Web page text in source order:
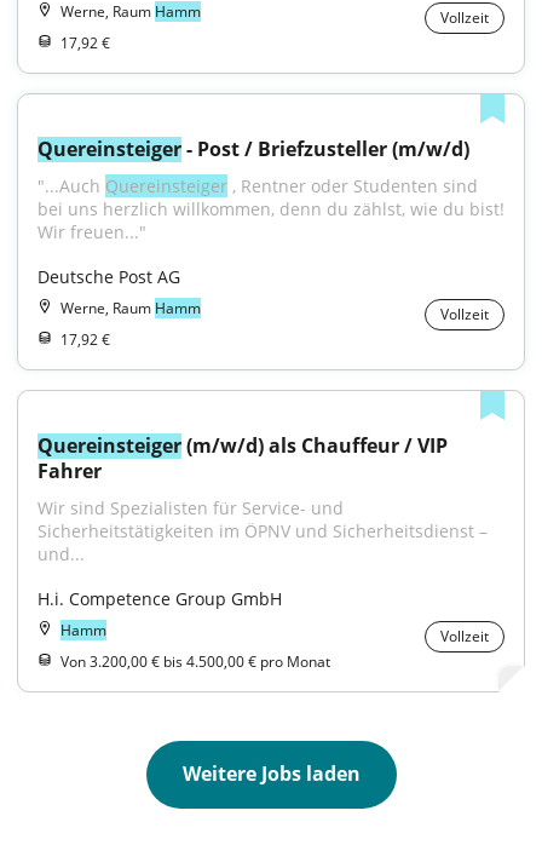
Werne, Raum Hamm
Vollzeit
17,92 €
Quereinsteiger - Post / Briefzusteller (m/w/d)
"...Auch Quereinsteiger , Rentner oder Studenten sind
bei uns herzlich willkommen, denn du zählst, wie du bist!
Wir freuen..."
Deutsche Post AG
Werne, Raum Hamm
Vollzeit
17,92 €
Quereinsteiger (m/w/d) als Chauffeur / VIP
Fahrer
Wir sind Spezialisten für Service- und
Sicherheitstätigkeiten im ÖPNV und Sicherheitsdienst –
und...
H.i. Competence Group GmbH
Hamm
Vollzeit
Von 3.200,00 € bis 4.500,00 € pro Monat
Weitere Jobs laden